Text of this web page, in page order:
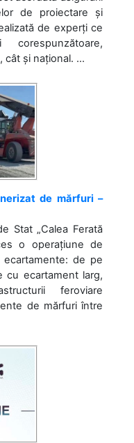
de proiectare și
de experți ce
și național. ...
de mărfuri –
Stat „Calea Ferată
o operațiune de
ecartamente: de pe
cu ecartament larg,
feroviare
de mărfuri între